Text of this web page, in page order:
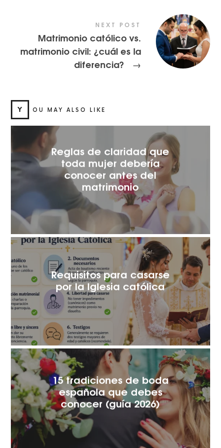
NEXT POST
Matrimonio católico vs.
matrimonio civil: ¿cuál es la
diferencia?
→
Y OU MAY ALSO LIKE
Reglas de claridad que
toda mujer debería
conocer antes del
matrimonio
Requisitos para casarse
por la Iglesia católica
15 tradiciones de boda
española que debes
conocer (guía 2026)